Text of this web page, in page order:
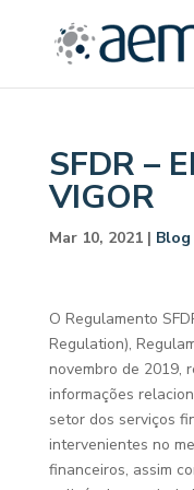
SFDR –
VIGOR
Mar 10, 2021| Blog
O Regulamento
Regulation),
novembro de 2019,
informações
setor dos serviços
intervenientes no
financeiros, assim